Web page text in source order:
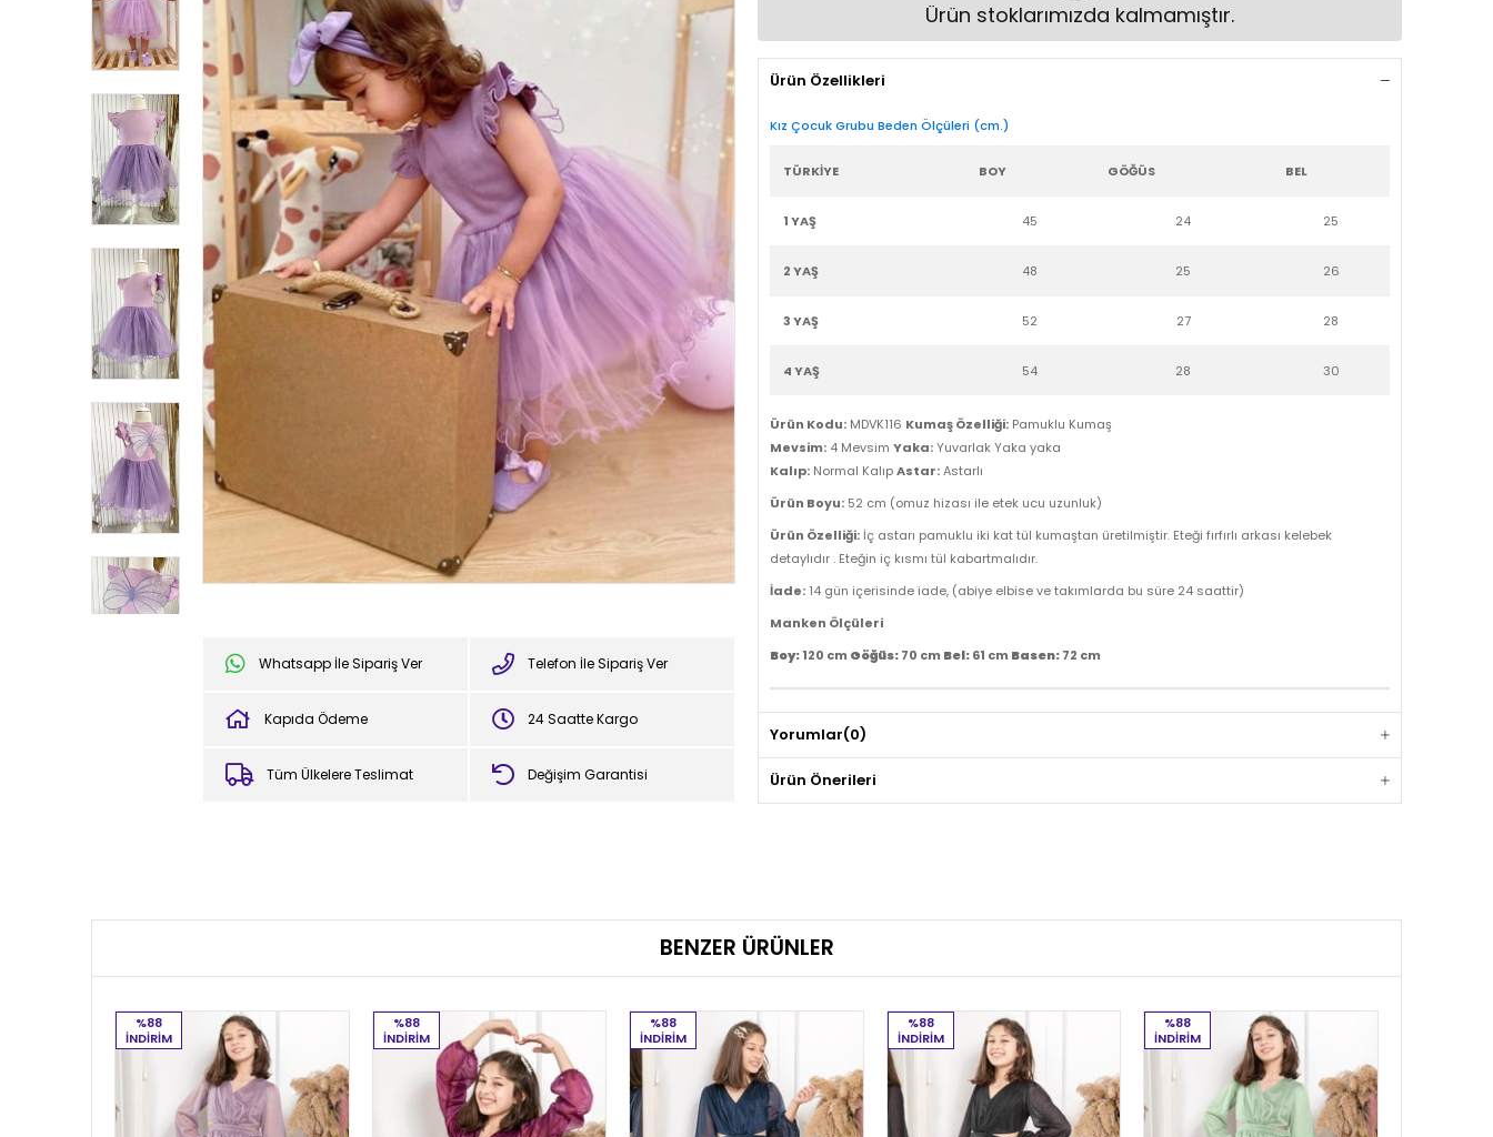
Whatsapp İle Sipariş Ver Telefon İle Sipariş Ver
Kapıda Ödeme 24 Saatte Kargo
Tüm Ülkelere Teslimat Değişim Garantisi
Ürün stoklarımızda kalmamıştır.
Ürün Özellikleri
Kız Çocuk Grubu Beden Ölçüleri (cm.)
TÜRKİYE BOY GÖĞÜS BEL
1 YAŞ 45 24 25
2 YAŞ 48 25 26
3 YAŞ 52 27 28
4 YAŞ 54 28 30
Ürün Kodu: MDVK116 Kumaş Özelliği: Pamuklu Kumaş
Mevsim: 4 Mevsim Yaka:Yuvarlak Yaka yaka
Kalıp: Normal KalıpAstar:Astarlı
Ürün Boyu: 52 cm (omuz hizası ile etek ucu uzunluk)
Ürün Özelliği: İç astarı pamuklu iki kat tül kumaştan üretilmiştir. Eteği fırfırlı arkası kelebek
detaylıdır . Eteğin iç kısmı tül kabartmalıdır.
İade: 14 gün içerisinde iade, (abiye elbise ve takımlarda bu süre 24 saattir)
Manken Ölçüleri
Boy:120 cm Göğüs:70 cm Bel:61 cm Basen:72 cm
Yorumlar(0)
Ürün Önerileri
BENZER ÜRÜNLER
%88
İNDIRIM
%88
İNDIRIM
%88
İNDIRIM
%88
İNDIRIM
%88
İNDIRIM